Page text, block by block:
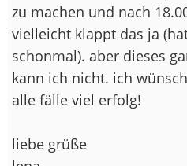
zu machen und nach
vielleicht klappt das ja
schonmal). aber dieses
kann ich nicht. ich
alle fälle viel erfolg!
liebe grüße